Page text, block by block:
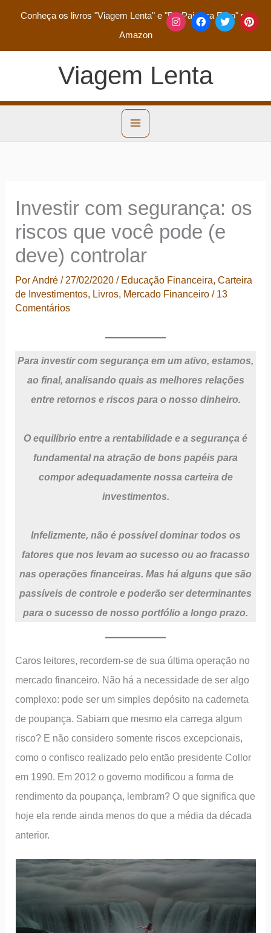
Conheça os livros "Viagem Lenta" e "De Pai para Filho"na
Amazon
Viagem Lenta
Investir com segurança: os
riscos que você pode (e
deve) controlar
PorAndré/ 27/02/2020/ Educação Financeira,Carteira
de Investimentos, Livros, Mercado Financeiro / 13
Comentários
Para investir com segurança em um ativo, estamos,
ao final, analisando quais as melhores relações
entre retornos e riscos para o nosso dinheiro.
O equilíbrio entre a rentabilidade e a segurança é
fundamental na atração de bons papéis para
compor adequadamente nossa carteira de
investimentos.
Infelizmente, não é possível dominar todos os
fatores que nos levam ao sucesso ou ao fracasso
nas operações financeiras. Mas há alguns que são
passíveis de controle e poderão ser determinantes
para o sucesso de nosso portfólio a longo prazo.
Caros leitores, recordem-se de sua última operação no
mercado financeiro. Não há a necessidade de ser algo
complexo: pode ser um simples depósito na caderneta
de poupança. Sabiam que mesmo ela carrega algum
risco? E não considero somente riscos excepcionais,
como o confisco realizado pelo então presidente Collor
em 1990. Em 2012 o governo modificou a forma de
rendimento da poupança, lembram? O que significa que
hoje ela rende ainda menos do que a média da década
anterior.